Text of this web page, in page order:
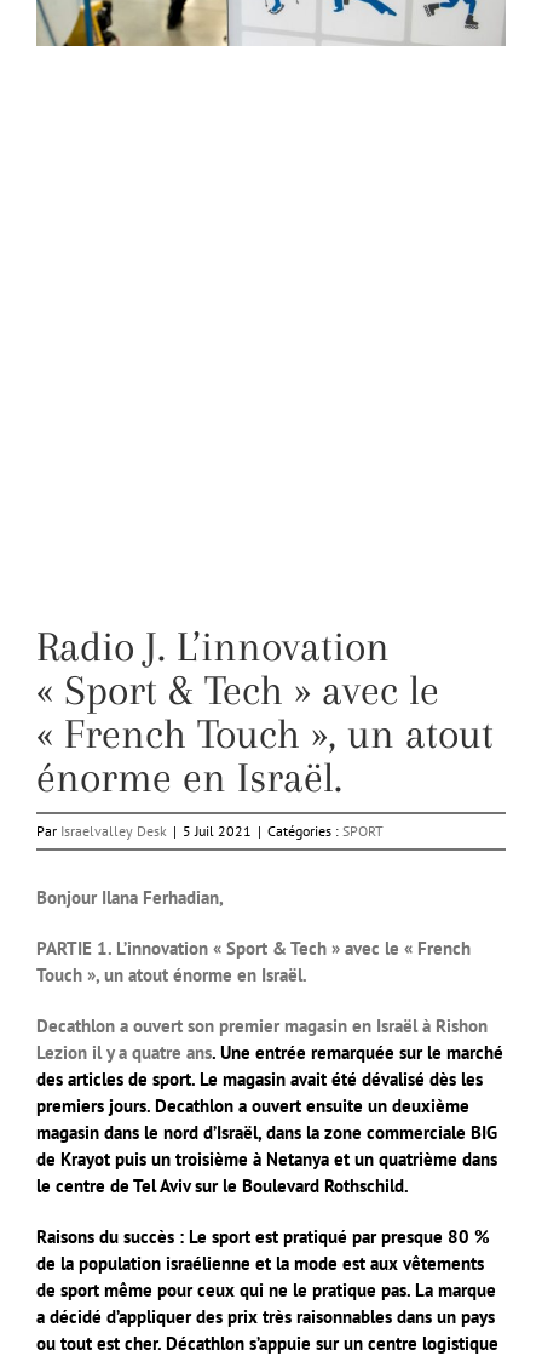
Radio J. L’innovation
« Sport & Tech » avec le
« French Touch », un atout
énorme en Israël.
Par Israelvalley Desk | 5 Juil 2021 | Catégories : SPORT
Bonjour Ilana Ferhadian,
PARTIE 1. L’innovation « Sport & Tech » avec le « French
Touch », un atout énorme en Israël.
Decathlon a ouvert son premier magasin en Israël à Rishon
Lezion il y a quatre ans. Une entrée remarquée sur le marché
des articles de sport. Le magasin avait été dévalisé dès les
premiers jours. Decathlon a ouvert ensuite un deuxième
magasin dans le nord d’Israël, dans la zone commerciale BIG
de Krayot puis un troisième à Netanya et un quatrième dans
le centre de Tel Aviv sur le Boulevard Rothschild.
Raisons du succès : Le sport est pratiqué par presque 80 %
de la population israélienne et la mode est aux vêtements
de sport même pour ceux qui ne le pratique pas. La marque
a décidé d’appliquer des prix très raisonnables dans un pays
ou tout est cher. Décathlon s’appuie sur un centre logistique